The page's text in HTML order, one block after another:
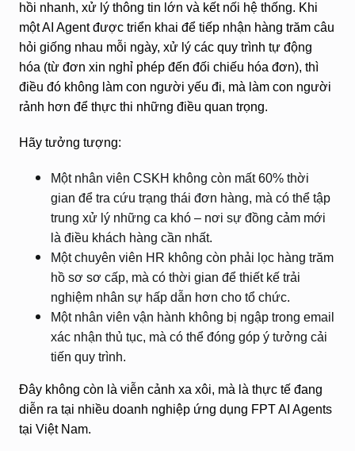
hồi nhanh, xử lý thông tin lớn và kết nối hệ thống. Khi
một AI Agent được triển khai để tiếp nhận hàng trăm câu
hỏi giống nhau mỗi ngày, xử lý các quy trình tự động
hóa (từ đơn xin nghỉ phép đến đối chiếu hóa đơn), thì
điều đó không làm con người yếu đi, mà làm con người
rảnh hơn để thực thi những điều quan trọng.
Hãy tưởng tượng:
Một nhân viên CSKH không còn mất 60% thời
gian để tra cứu trạng thái đơn hàng, mà có thể tập
trung xử lý những ca khó – nơi sự đồng cảm mới
là điều khách hàng cần nhất.
Một chuyên viên HR không còn phải lọc hàng trăm
hồ sơ sơ cấp, mà có thời gian để thiết kế trải
nghiệm nhân sự hấp dẫn hơn cho tổ chức.
Một nhân viên vận hành không bị ngập trong email
xác nhận thủ tục, mà có thể đóng góp ý tưởng cải
tiến quy trình.
Đây không còn là viễn cảnh xa xôi, mà là thực tế đang
diễn ra tại nhiều doanh nghiệp ứng dụng FPT AI Agents
tại Việt Nam.